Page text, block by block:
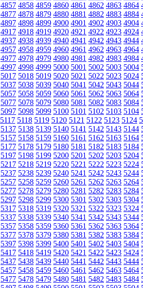
4857 4858 4859 4860 4861 4862 4863 4864
4877 4878 4879 4880 4881 4882 4883 4884
4897 4898 4899 4900 4901 4902 4903 4904
4917 4918 4919 4920 4921 4922 4923 4924
4937 4938 4939 4940 4941 4942 4943 4944
4957 4958 4959 4960 4961 4962 4963 4964
4977 4978 4979 4980 4981 4982 4983 4984
4997 4998 4999 5000 5001 5002 5003 5004
5017 5018 5019 5020 5021 5022 5023 5024
5037 5038 5039 5040 5041 5042 5043 5044
5057 5058 5059 5060 5061 5062 5063 5064
5077 5078 5079 5080 5081 5082 5083 5084
5097 5098 5099 5100 5101 5102 5103 5104
5117 5118 5119 5120 5121 5122 5123 5124
5137 5138 5139 5140 5141 5142 5143 5144
5157 5158 5159 5160 5161 5162 5163 5164
5177 5178 5179 5180 5181 5182 5183 5184
5197 5198 5199 5200 5201 5202 5203 5204
5217 5218 5219 5220 5221 5222 5223 5224
5237 5238 5239 5240 5241 5242 5243 5244
5257 5258 5259 5260 5261 5262 5263 5264
5277 5278 5279 5280 5281 5282 5283 5284
5297 5298 5299 5300 5301 5302 5303 5304
5317 5318 5319 5320 5321 5322 5323 5324
5337 5338 5339 5340 5341 5342 5343 5344
5357 5358 5359 5360 5361 5362 5363 5364
5377 5378 5379 5380 5381 5382 5383 5384
5397 5398 5399 5400 5401 5402 5403 5404
5417 5418 5419 5420 5421 5422 5423 5424
5437 5438 5439 5440 5441 5442 5443 5444
5457 5458 5459 5460 5461 5462 5463 5464
5477 5478 5479 5480 5481 5482 5483 5484